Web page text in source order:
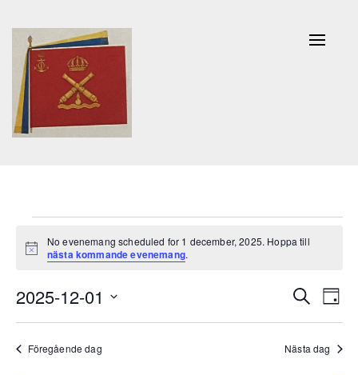
Evenemang
för
1
december,
2025
Notis
No evenemang scheduled for 1 december, 2025. Hoppa till
nästa kommande evenemang.
Search
and
Sök
Dag
2025-12-01
Välj
datum.
Föregående dag Nästa dag